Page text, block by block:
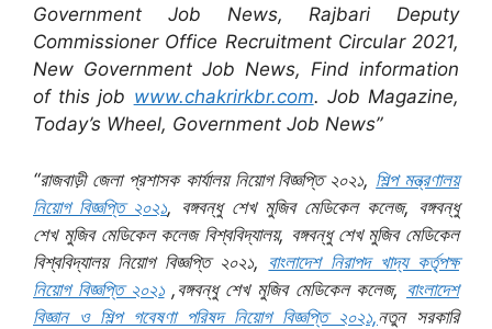
Government Job News, Rajbari Deputy
Commissioner Office Recruitment Circular 2021,
New Government Job News, Find information
of this job www.chakrirkbr.com. Job Magazine,
Today’s Wheel, Government Job News”
“রাজবাড়ী জেলা প্রশাসক কার্যালয় নিয়োগ বিজ্ঞপ্তি ২০২১, শিল্প মন্ত্রণালয়
নিয়োগ বিজ্ঞপ্তি ২০২১, বঙ্গবন্ধু শেখ মুজিব মেডিকেল কলেজ, বঙ্গবন্ধু
শেখ মুজিব মেডিকেল কলেজ বিশ্ববিদ্যালয়, বঙ্গবন্ধু শেখ মুজিব মেডিকেল
বিশ্ববিদ্যালয় নিয়োগ বিজ্ঞপ্তি ২০২১, বাংলাদেশ নিরাপদ খাদ্য কর্তৃপক্ষ
নিয়োগ বিজ্ঞপ্তি ২০২১,বঙ্গবন্ধু শেখ মুজিব মেডিকেল কলেজ, বাংলাদেশ
বিজ্ঞান ও শিল্প গবেষণা পরিষদ নিয়োগ বিজ্ঞপ্তি ২০২১,নতুন সরকারি